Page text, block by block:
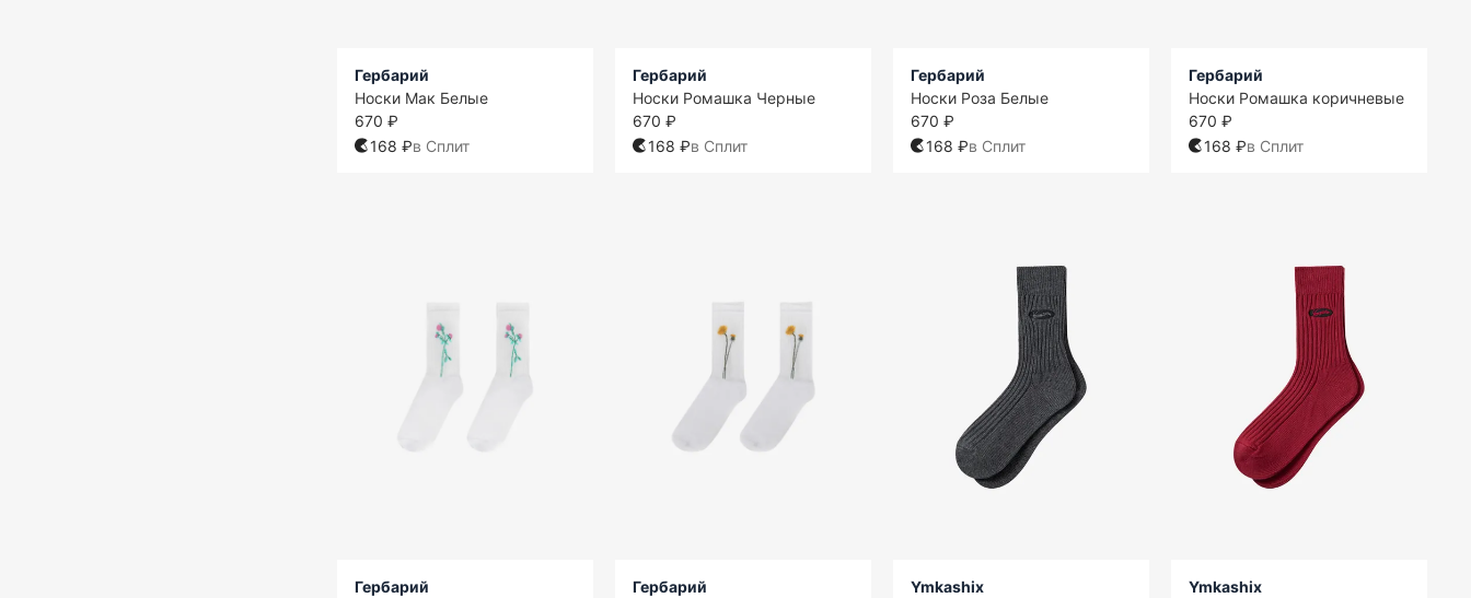
Гербарий
Носки Мак Белые
670 ₽
168 ₽в Сплит
Гербарий
Носки Ромашка Черные
670 ₽
168 ₽в Сплит
Гербарий
Носки Роза Белые
670 ₽
168 ₽в Сплит
Гербарий
Носки Ромашка коричневые
670 ₽
168 ₽в Сплит
Гербарий
Гербарий
Ymkashix
Ymkashix